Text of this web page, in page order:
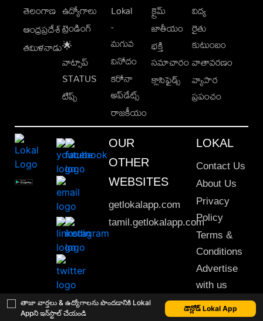
తాజా వార్తలు & ఉద్యోగాలను పొందడానికి Lokal
Appని ఇన్‌స్టాల్ చేయండి
డౌన్లోడ్ Lokal App
తెలంగాణ
ఆంధ్రప్రదేశ్
తమిళనాడు
ఉద్యోగాలు
ట్రెండింగ్
🌟
వాట్సాప్
STATUS
టిప్స్
Lokal
-
మగువ
వినోదం
కరోనా
అప్‌డేట్స్
రాజకీయం
క్రైమ్
జాతీయం
భక్తి
సమాచారం
క్లాసిఫైడ్స్
విద్య
రైతు
కుటుంబం
వాతావరణం
వ్యాపార
ప్రపంచం
OUR
OTHER
WEBSITES
getlokalapp.com
tamil.getlokalapp.com
LOKAL
Contact Us
About Us
Privacy
Policy
Terms &
Conditions
Advertise
with us
Sitemap
This material may not be published, transmitted, rewritten or redistributed. © 2020 Lokal App. All rights reserved.